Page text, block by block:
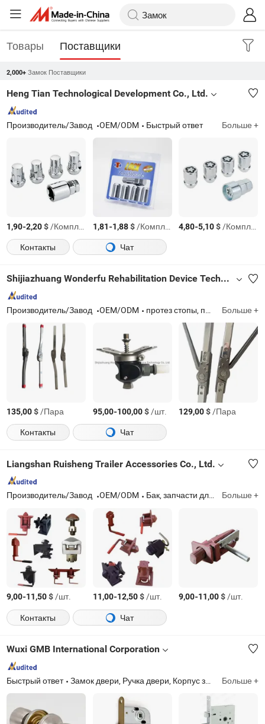
Товары Поставщики
2,000+ Замок Поставщики
Heng Tian Technological Development Co., Ltd.
Производитель/Завод OEM/ODM Быстрый ответ Больше +
1,90-2,20$/Комплект 1,81-1,88$/Комплект 4,80-5,10$/Комплект
Контакты
Чат
Shijiazhuang Wonderfu Rehabilitation Device Technology Co., Ltd.
Производитель/Завод OEM/ODM протез стопы, протез руки, коленный сустав, ортопедический коленный сустав, протезный liner, искусственная конечность, протезные машины, протезный сокет, протез ноги, ортопедическая обувь, диабетическая обувь Больше +
135,00$/Пара 95,00-100,00$/шт. 129,00$/Пара
Контакты
Чат
Liangshan Ruisheng Trailer Accessories Co., Ltd.
Производитель/Завод OEM/ODM Бак, запчасти для грузовых автомобилей, тормозной цилиндр, кабина тяжелого грузовика Больше +
9,00-11,50$/шт. 11,00-12,50$/шт. 9,00-11,00$/шт.
Контакты
Чат
Wuxi GMB International Corporation
Быстрый ответ Замок двери, Ручка двери, Корпус замка, Цилиндр замка, Петля двери, Навесной замок, Замок для ящика, Дверной доводчик, Защелка, Замок с ручкой Больше +